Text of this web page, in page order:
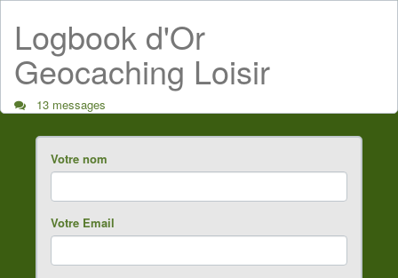
Logbook d'Or
Geocaching Loisir
13 messages
Votre nom
Votre Email